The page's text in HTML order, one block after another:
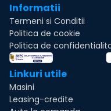
Informatii
Termeni si Conditii
Politica de cookie
Politica de
Linkuri utile
Masini
Leasing-credite